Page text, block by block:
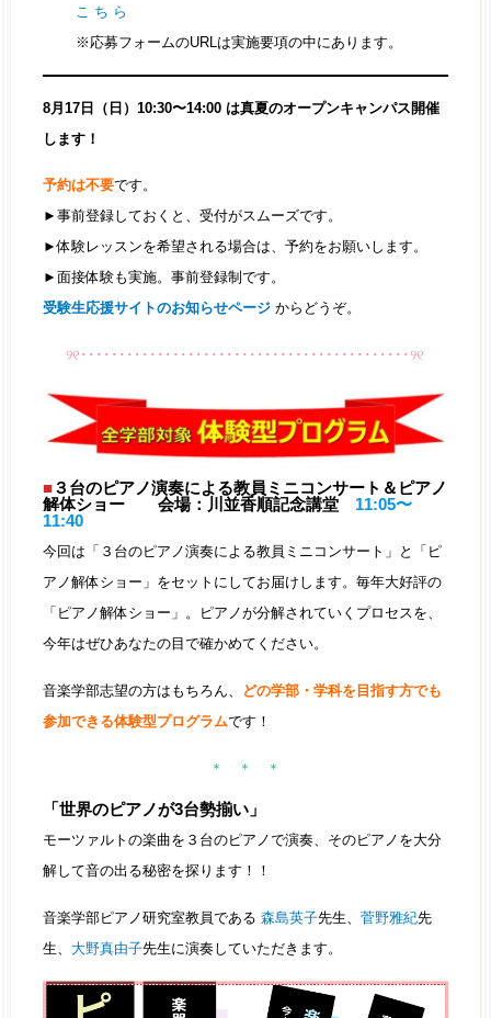
こ ち ら
※応募フォームのURLは実施要項の中にあります。
8月17日（日）10:30〜14:00 は真夏のオープンキャンパス開催
します！
予約は不要です。
►事前登録しておくと、受付がスムーズです。
►体験レッスンを希望される場合は、予約をお願いします。
►面接体験も実施。事前登録制です。
受験生応援サイトのお知らせページ からどうぞ。
୨୧･･･････････････････････････････････････････୨୧
■３台のピアノ演奏による教員ミニコンサート＆ピアノ
解体ショー 会場：川並香順記念講堂 11:05〜
11:40
今回は「３台のピアノ演奏による教員ミニコンサート」と「ピ
アノ解体ショー」をセットにしてお届けします。毎年大好評の
「ピアノ解体ショー」。ピアノが分解されていくプロセスを、
今年はぜひあなたの目で確かめてください。
音楽学部志望の方はもちろん、
どの学部・学科を目指す方でも
参加できる体験型プログラムです！
＊ ＊ ＊
「世界のピアノが3台勢揃い」
モーツァルトの楽曲を３台のピアノで演奏、そのピアノを大分
解して音の出る秘密を探ります！！
音楽学部ピアノ研究室教員である森島英子先生、菅野雅紀先
生、 大野真由子先生に演奏していただきます。